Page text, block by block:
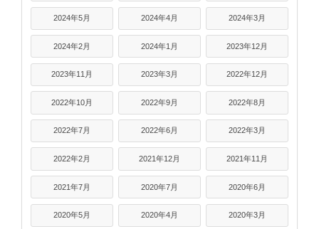
2024年5月 2024年4月 2024年3月
2024年2月 2024年1月 2023年12月
2023年11月 2023年3月 2022年12月
2022年10月 2022年9月 2022年8月
2022年7月 2022年6月 2022年3月
2022年2月 2021年12月 2021年11月
2021年7月 2020年7月 2020年6月
2020年5月 2020年4月 2020年3月